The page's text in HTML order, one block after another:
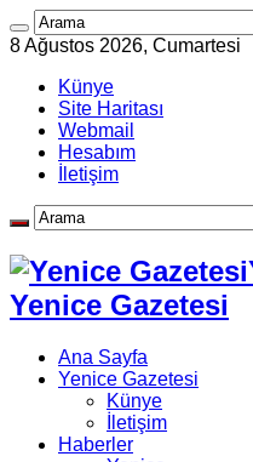
8 Ağustos 2026, Cumartesi
Künye
Site Haritası
Webmail
Hesabım
İletişim
Yenice Gazetesi
Ana Sayfa
Yenice Gazetesi
Künye
İletişim
Haberler